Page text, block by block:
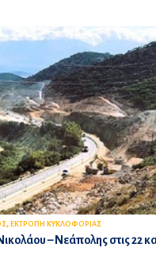
, ΕΚΤΡΟΠΗ ΚΥΚΛΟΦΟΡΙΑΣ
– Νεάπολης στις 22